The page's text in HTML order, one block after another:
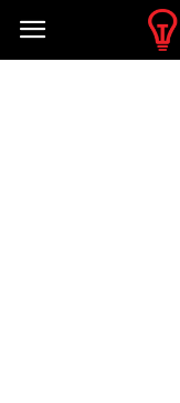
NovaPR.pl